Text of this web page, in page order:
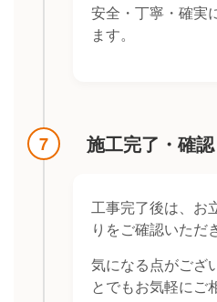
安全・丁寧・確実
ます。
7 施工完了・確認
工事完了後は、お
りをご確認いただ
気になる点がござ
とでもお気軽にご